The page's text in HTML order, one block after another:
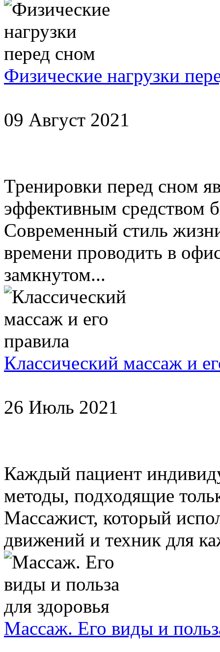
Физические нагрузки
09 Август 2021
Тренировки перед сном
эффективным средством
Современный стиль
времени проводить в
замкнутом...
Классический массаж и
26 Июль 2021
Каждый пациент
методы, подходящие
Массажист, который
движений и техник для
Массаж. Его виды и